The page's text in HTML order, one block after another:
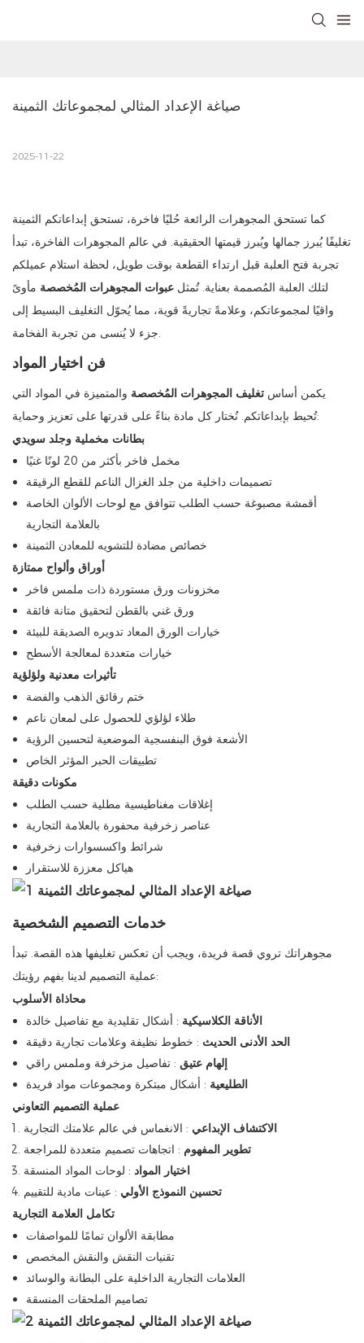
صياغة الإعداد المثالي لمجموعاتك الثمينة
2025-11-22
كما تستحق المجوهرات الرائعة حُليًا فاخرة، تستحق إبداعاتكم الثمينة
تغليفًا يُبرز جمالها ويُبرز قيمتها الحقيقية. في عالم المجوهرات الفاخرة، تبدأ
تجربة فتح العلبة قبل ارتداء القطعة بوقت طويل، لحظة استلام عميلكم
لتلك العلبة المُصممة بعناية. تُمثل عبوات المجوهرات المُخصصة مأوىً
واقيًا لمجموعاتكم، وعلامةً تجاريةً قوية، مما يُحوّل التغليف البسيط إلى
جزء لا يُنسى من تجربة الفخامة.
فن اختيار المواد
يكمن أساس تغليف المجوهرات المُخصصة والمتميزة في المواد التي
تُحيط بإبداعاتكم. نُختار كل مادة بناءً على قدرتها على تعزيز وحماية:
بطانات مخملية وجلد سويدي
مخمل فاخر بأكثر من 20 لونًا غنيًا
تصميمات داخلية من جلد الغزال الناعم للقطع الرقيقة
أقمشة مصبوغة حسب الطلب تتوافق مع لوحات الألوان الخاصة
بالعلامة التجارية
خصائص مضادة للتشويه للمعادن الثمينة
أوراق وألواح ممتازة
مخزونات ورق مستوردة ذات ملمس فاخر
ورق غني بالقطن لتحقيق متانة فائقة
خيارات الورق المعاد تدويره الصديقة للبيئة
خيارات متعددة لمعالجة الأسطح
تأثيرات معدنية ولؤلؤية
ختم رقائق الذهب والفضة
طلاء لؤلؤي للحصول على لمعان ناعم
الأشعة فوق البنفسجية الموضعية لتحسين الرؤية
تطبيقات الحبر المؤثر الخاص
مكونات دقيقة
إغلاقات مغناطيسية مطلية حسب الطلب
عناصر زخرفية محفورة بالعلامة التجارية
شرائط واكسسوارات زخرفية
هياكل معززة للاستقرار
خدمات التصميم الشخصية
مجوهراتك تروي قصة فريدة، ويجب أن تعكس تغليفها هذه القصة. تبدأ
عملية التصميم لدينا بفهم رؤيتك:
محاذاة الأسلوب
الأناقة الكلاسيكية : أشكال تقليدية مع تفاصيل خالدة
الحد الأدنى الحديث : خطوط نظيفة وعلامات تجارية دقيقة
إلهام عتيق : تفاصيل مزخرفة وملمس راقي
الطليعية : أشكال مبتكرة ومجموعات مواد فريدة
عملية التصميم التعاوني
الاكتشاف الإبداعي : ​​الانغماس في عالم علامتك التجارية
تطوير المفهوم : اتجاهات تصميم متعددة للمراجعة
اختيار المواد : لوحات المواد المنسقة
تحسين النموذج الأولي : عينات مادية للتقييم
تكامل العلامة التجارية
مطابقة الألوان تمامًا للمواصفات
تقنيات النقش والنقش المخصص
العلامات التجارية الداخلية على البطانة والوسائد
تصاميم الملحقات المنسقة